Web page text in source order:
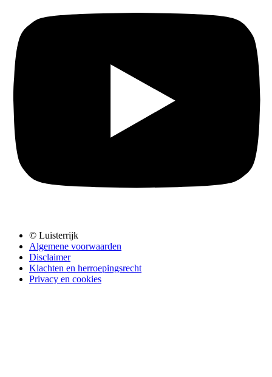
© Luisterrijk
Algemene voorwaarden
Disclaimer
Klachten en herroepingsrecht
Privacy en cookies